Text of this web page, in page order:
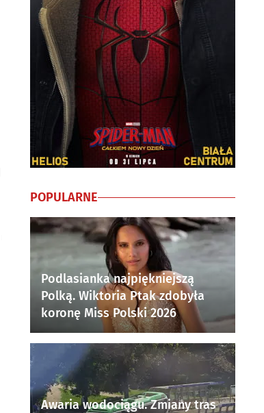
POPULARNE
Podlasianka najpiękniejszą
Polką. Wiktoria Ptak zdobyła
koronę Miss Polski 2026
Awaria wodociągu. Zmiany tras